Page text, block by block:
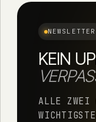
NEWSLETTER
KEIN
ALLE ZWEI